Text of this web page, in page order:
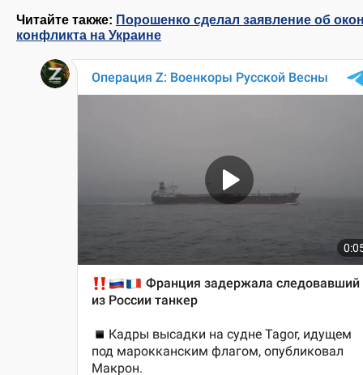
Читайте также: Порошенко сделал заявление об
конфликта на Украине